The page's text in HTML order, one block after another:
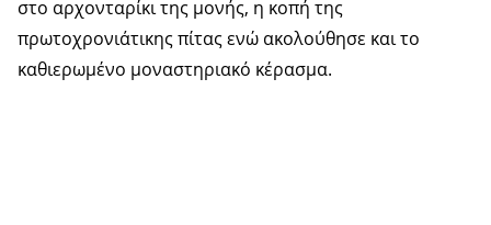
στο αρχονταρίκι της μονής, η κοπή της
πρωτοχρονιάτικης πίτας ενώ ακολούθησε και το
καθιερωμένο μοναστηριακό κέρασμα.